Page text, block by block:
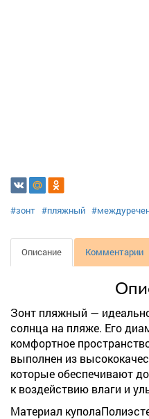
#зонт #пляжный
Описание Комментарии
Зонт пляжный —
солнца на пляже. Его
комфортное
выполнен из
которые обеспечивают
к воздействию влаги и
Материал купола